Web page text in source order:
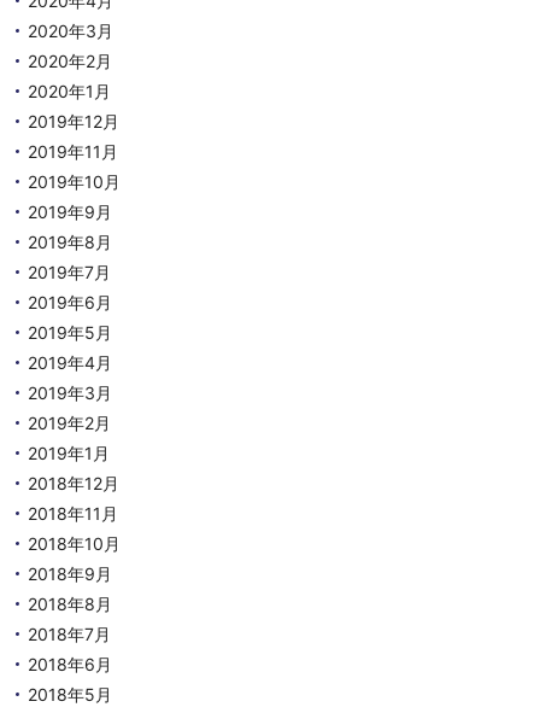
2020年3月
2020年2月
2020年1月
2019年12月
2019年11月
2019年10月
2019年9月
2019年8月
2019年7月
2019年6月
2019年5月
2019年4月
2019年3月
2019年2月
2019年1月
2018年12月
2018年11月
2018年10月
2018年9月
2018年8月
2018年7月
2018年6月
2018年5月